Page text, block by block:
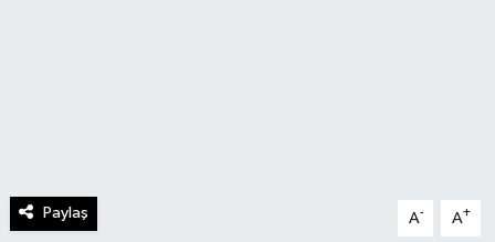
Paylaş A- A+